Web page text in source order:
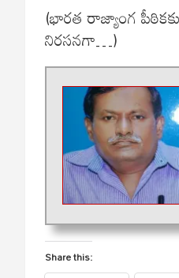
(భారత రాజ్యాంగ
నిరసనగా…)
Share this: